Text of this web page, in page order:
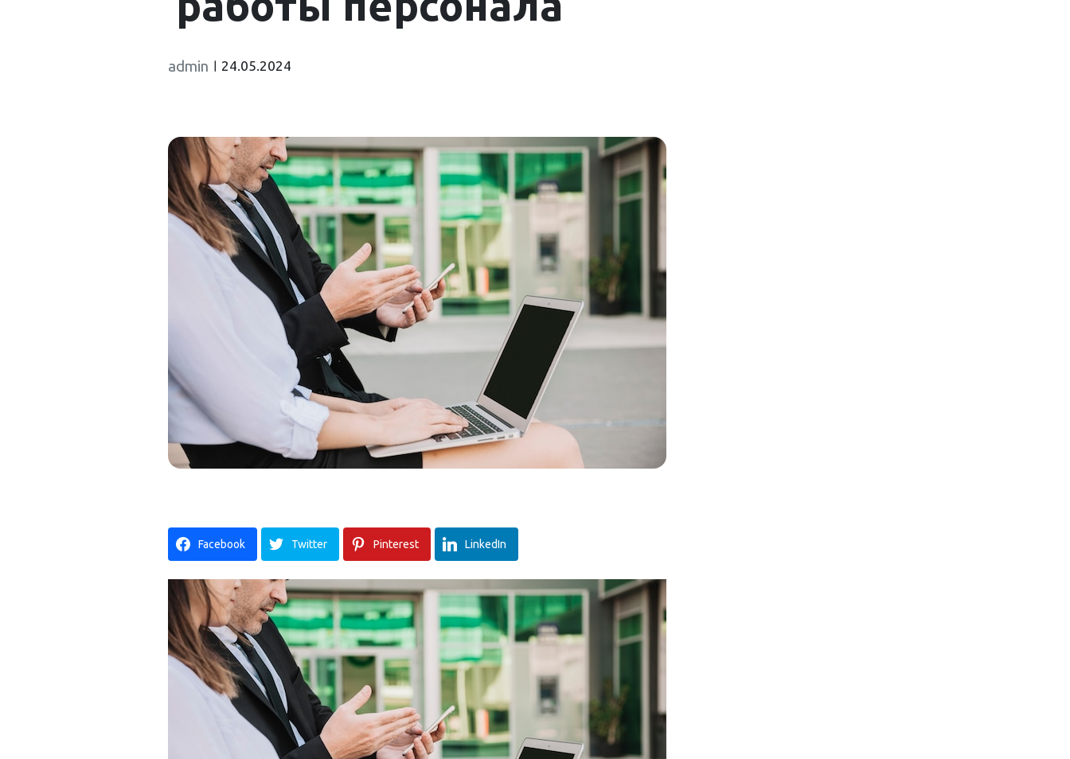
admin 24.05.2024
Facebook Twitter Pinterest LinkedIn